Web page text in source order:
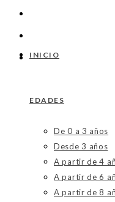
INICIO
EDADES
De 0 a 3 años
Desde 3 años
A partir de 4
A partir de 6
A partir de 8